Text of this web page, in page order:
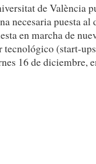
de València
necesaria puesta
en marcha de
tecnológico (start-
16 de diciembre,